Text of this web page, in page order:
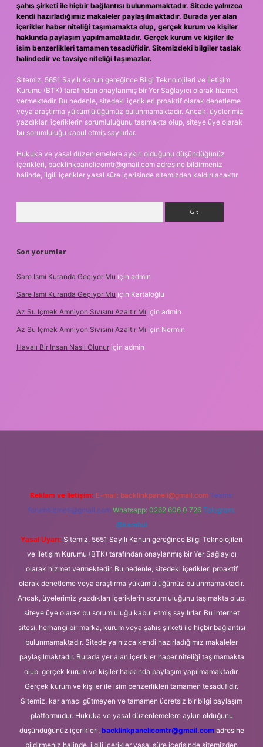
şahıs şirketi ile hiçbir bağlantısı bulunmamaktadır. Sitede yalnızca
kendi hazırladığımız makaleler paylaşılmaktadır. Burada yer alan
içerikler haber niteliği taşımamakta olup, gerçek kurum ve kişiler
hakkında paylaşım yapılmamaktadır. Gerçek kurum ve kişiler ile
isim benzerlikleri tamamen tesadüfidir. Sitemizdeki bilgiler taslak
halindedir ve tavsiye niteliği taşımazlar.
Sitemiz, 5651 Sayılı Kanun gereğince Bilgi Teknolojileri ve İletişim
Kurumu (BTK) tarafından onaylanmış bir Yer Sağlayıcı olarak hizmet
vermektedir. Bu nedenle, sitedeki içerikleri proaktif olarak denetleme
veya araştırma yükümlülüğümüz bulunmamaktadır. Ancak, üyelerimiz
yazdıkları içeriklerin sorumluluğunu taşımakta olup, siteye üye olarak
bu sorumluluğu kabul etmiş sayılırlar.
Hukuka ve yasal düzenlemelere aykırı olduğunu düşündüğünüz
içerikleri, backlinkpanelicomtr@gmail.com adresine bildirmeniz
halinde, ilgili içerikler yasal süre içerisinde sitemizden kaldırılacaktır.
Son yorumlar
Sare Ismi Kuranda Geçiyor Mu için admin
Sare Ismi Kuranda Geçiyor Mu için Kartaloğlu
Az Su Içmek Amniyon Sıvısını Azaltır Mı için admin
Az Su Içmek Amniyon Sıvısını Azaltır Mı için Nermin
Havalı Bir Insan Nasıl Olunur için admin
Reklam ve İletişim: E-mail: backlinkpaneli@gmail.com Teams:
forumhizmeti@gmail.com Whatsapp: 0262 606 0 726 Telegram:
@karabul
Yasal Uyarı: Sitemiz, 5651 Sayılı Kanun gereğince Bilgi Teknolojileri
ve İletişim Kurumu (BTK) tarafından onaylanmış bir Yer Sağlayıcı
olarak hizmet vermektedir. Bu nedenle, sitedeki içerikleri proaktif
olarak denetleme veya araştırma yükümlülüğümüz bulunmamaktadır.
Ancak, üyelerimiz yazdıkları içeriklerin sorumluluğunu taşımakta olup,
siteye üye olarak bu sorumluluğu kabul etmiş sayılırlar. Bu internet
sitesi, herhangi bir marka, kurum veya şahıs şirketi ile hiçbir bağlantısı
bulunmamaktadır. Sitede yalnızca kendi hazırladığımız makaleler
paylaşılmaktadır. Burada yer alan içerikler haber niteliği taşımamakta
olup, gerçek kurum ve kişiler hakkında paylaşım yapılmamaktadır.
Gerçek kurum ve kişiler ile isim benzerlikleri tamamen tesadüfidir.
Sitemiz, kar amacı gütmeyen ve tamamen ücretsiz bir bilgi paylaşım
platformudur. Hukuka ve yasal düzenlemelere aykırı olduğunu
düşündüğünüz içerikleri, backlinkpanelicomtr@gmail.comadresine
bildirmeniz halinde, ilgili içerikler yasal süre içerisinde sitemizden